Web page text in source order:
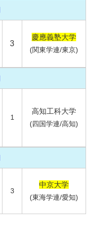
3
慶應義塾大学
(関東学連/東京)
1
高知工科大学
(四国学連/高知)
3
中京大学
(東海学連/愛知)